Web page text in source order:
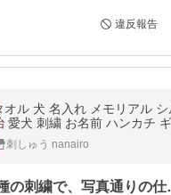
違反報告
オル 犬 名入れ メモリアル
愛犬 刺繍 お名前 ハンカチ ギ
ちのこグッズ お返し
刺しゅう nanairo
一般的